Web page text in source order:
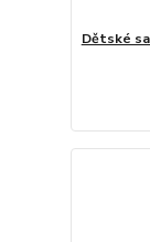
Dětské